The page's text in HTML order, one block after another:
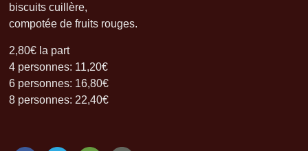
biscuits cuillère,
compotée de fruits rouges.
2,80€ la part
4 personnes: 11,20€
6 personnes: 16,80€
8 personnes: 22,40€